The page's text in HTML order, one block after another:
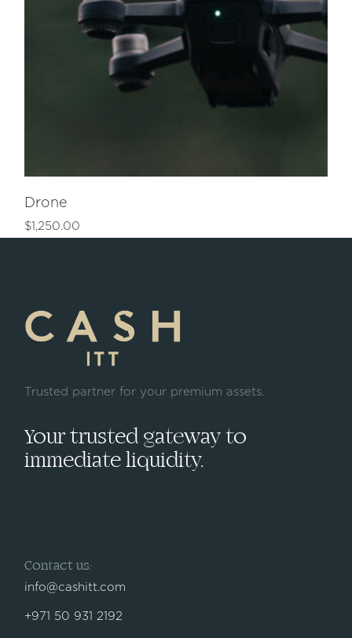
Drone
$1,250.00
Trusted partner for your premium assets.
Your trusted gateway to
immediate liquidity.
Contact us:
info@cashitt.com
+971 50 931 2192